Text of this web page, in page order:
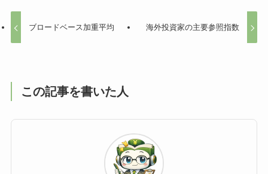
ブロードベース加重平均 海外投資家の主要参照指数
この記事を書いた人